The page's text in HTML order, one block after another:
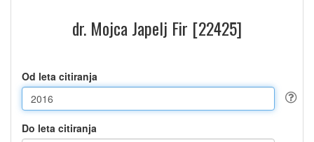
dr. Mojca Japelj Fir [22425]
Od leta citiranja
Do leta citiranja